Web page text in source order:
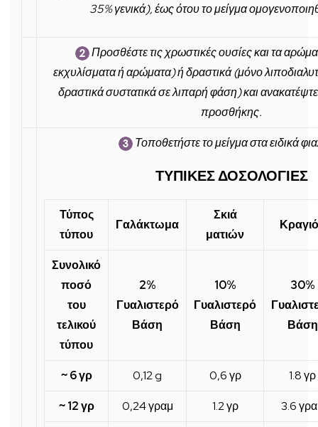
35% γενικά), έως ότου το μείγμα
Προσθέστε τις χρωστικές ουσίες και τα
εκχυλίσματα ή αρώματα) ή δραστικά (μόνο
δραστικά συστατικά σε λιπαρή φάση) και
προσθήκης.
Τοποθετήστε το μείγμα στα ειδικά
ΤΥΠΙΚΕΣ ΔΟΣΟΛΟΓΙΕΣ
Τύπος
τύπου
Γαλάκτωμα
Σκιά
ματιών
Συνολικό
ποσό
του
τελικού
τύπου
2%
Γυαλιστερό
Βάση
10%
Γυαλιστερό
Βάση
30%
Βάση
~ 6 γρ 0,12 g 0,6 γρ 1.8 γρ
~ 12 γρ 0,24 γραμ 1.2 γρ 3.6